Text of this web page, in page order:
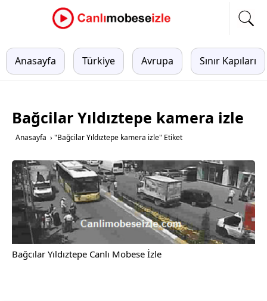
Anasayfa Türkiye Avrupa Sınır Kapıları
Bağcilar Yıldıztepe kamera izle
Anasayfa › "Bağcilar Yıldıztepe kamera izle" Etiket
Bağcılar Yıldıztepe Canlı Mobese İzle